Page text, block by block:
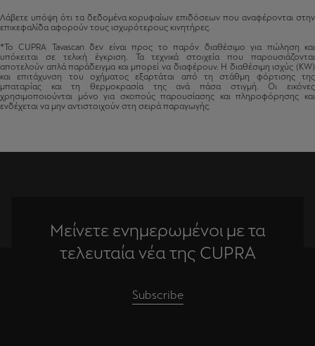
Λάβετε υπόψη ότι τα δεδομένα κορυφαίων επιδόσεων που αναφέρονται στην
επικεφαλίδα αφορούν τους ισχυρότερους κινητήρες.
*Το CUPRA Tavascan δεν είναι προς το παρόν διαθέσιμο για πώληση και
υπόκειται σε τελική έγκριση. Τα τεχνικά στοιχεία που παρουσιάζονται
αποτελούν απλά παράδειγμα και μπορεί να διαφέρουν. Η διαθέσιμη ισχύς (KW)
και επιτάχυνση του οχήματος εξαρτάται από τη στάθμη φόρτισης της
μπαταρίας και τη θερμοκρασία της ανά πάσα στιγμή. Οι εικόνες
χρησιμοποιούνται μόνο για σκοπούς παρουσίασης και πληροφόρησης και
ενδέχεται να μην αντιστοιχούν στη σειρά παραγωγής.
Μείνετε ενημερωμένοι με τα
τελευταία νέα της CUPRA
Subscribe